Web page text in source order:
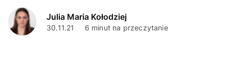
Julia Maria Kołodziej
30.11.21 6 minut na przeczytanie